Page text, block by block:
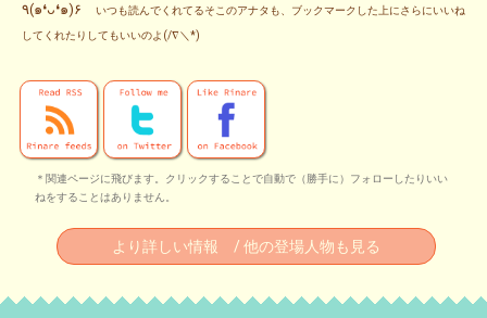
٩(๑❛ᴗ❛๑)۶
いつも読んでくれてるそこのアナタも、ブックマークした上にさらにいいね
してくれたりしてもいいのよ(/∇＼*)
＊関連ページに飛びます。クリックすることで自動で（勝手に）フォローしたりいい
ねをすることはありません。
より詳しい情報 / 他の登場人物も見る